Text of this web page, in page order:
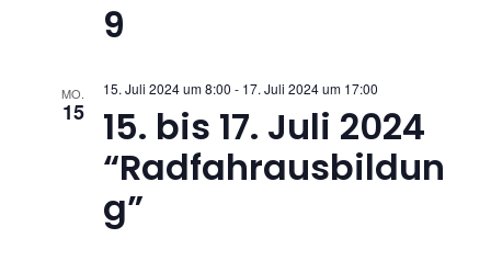
A
n
s
t
9
MO.
15
15. Juli 2024 um 8:00 - 17. Juli 2024 um 17:00
15. bis 17. Juli 2024
“Radfahrausbildun
g”